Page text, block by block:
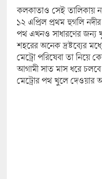
কলকাতাও সেই তালিকায়
১২ এপ্রিল প্রথম হুগলি
পথ এখনও সাধারণের জন্য
শহরের অনেক দ্রষ্টব্যের
মেট্রো পরিষেবা তা
আগামী সাত মাস ধরে চলবে
মেট্রোর পথ খুলে দেওয়ার